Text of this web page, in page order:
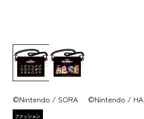
©Nintendo / SORA ©Nintendo /